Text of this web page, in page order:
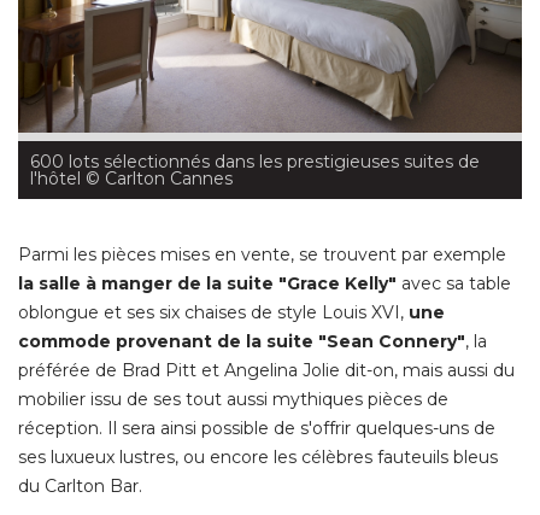
600 lots sélectionnés dans les prestigieuses suites de
l'hôtel © Carlton Cannes
Parmi les pièces mises en vente, se trouvent par exemple
la salle à manger de la suite "Grace Kelly" avec sa table
oblongue et ses six chaises de style Louis XVI, une
commode provenant de la suite "Sean Connery", la
préférée de Brad Pitt et Angelina Jolie dit-on, mais aussi du
mobilier issu de ses tout aussi mythiques pièces de
réception. Il sera ainsi possible de s'offrir quelques-uns de
ses luxueux lustres, ou encore les célèbres fauteuils bleus
du Carlton Bar.